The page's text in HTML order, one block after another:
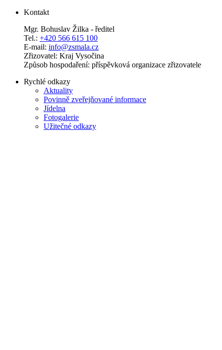
Kontakt
Mgr. Bohuslav Žilka - ředitel
Tel.: +420 566 615 100
E-mail: info@zsmala.cz
Zřizovatel: Kraj Vysočina
Způsob hospodaření: příspěvková organizace zřizovatele
Rychlé odkazy
Aktuality
Povinně zveřejňované informace
Jídelna
Fotogalerie
Užitečné odkazy